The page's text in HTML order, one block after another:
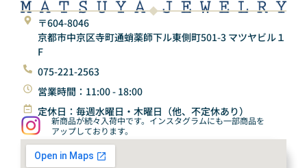
〒604-8046
京都市中京区寺町通蛸薬師下ル東側町501-3 マツヤビル１
F
075-221-2563
営業時間：11:00 - 18:00
定休日：毎週水曜日・木曜日（他、不定休あり）
新商品が続々入荷中です。インスタグラムにも一部商品を
アップしております。